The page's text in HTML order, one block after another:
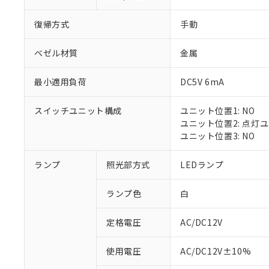
復帰方式 手動
ベゼル材質 金属
最小適用負荷 DC5V 6mA
スイッチユニット構成
ユニット位置1: NO
ユニット位置2: 点灯
ユニット位置3: NO
ランプ 照光部方式 LEDランプ
ランプ色 白
定格電圧 AC/DC12V
使用電圧 AC/DC12V±10%
ご利用条件
※1 対応状況
調査・確認中：
非該当品：ライセ
仕入先様の事情に
があります。
※1 中国